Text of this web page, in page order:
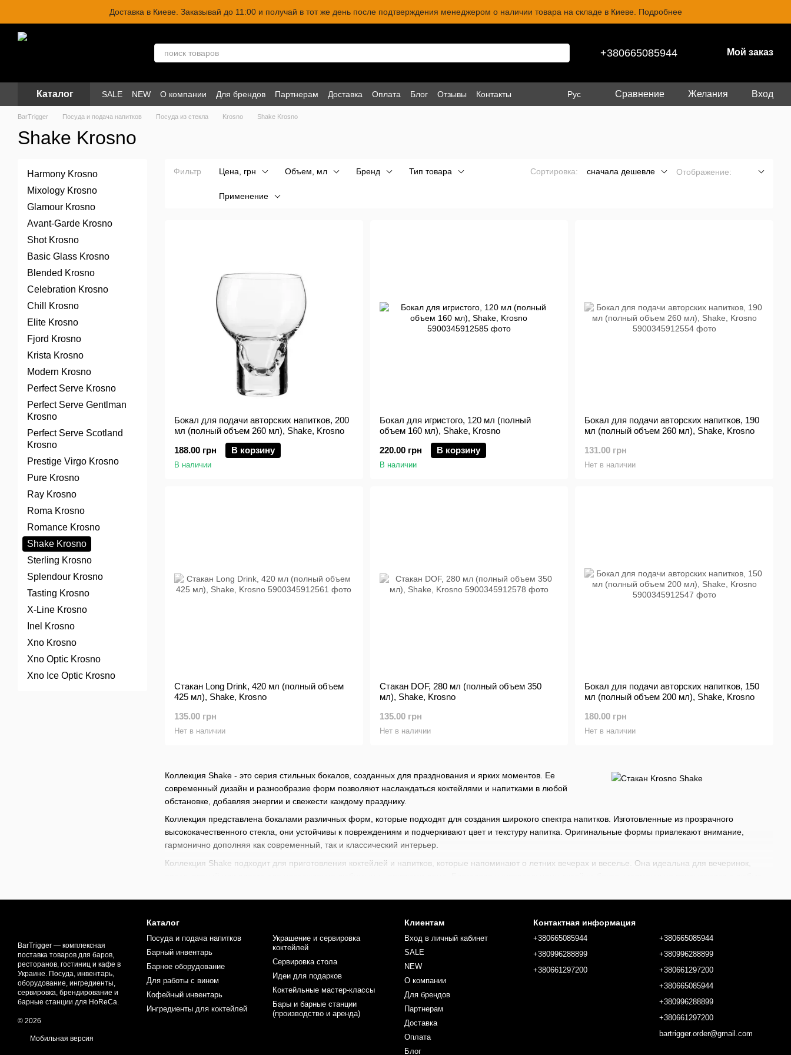
Перейти к основному контентуДоставка в Киеве. Заказывай до 11:00 и получай в тот же день после подтверждения менеджером о наличии товара на складе в Киеве. Подробнее
+380665085944 Мой заказ
Каталог SALE NEW О компании Для брендов Партнерам Доставка Оплата Блог Отзывы Контакты Рус Сравнение Желания Вход
BarTrigger Посуда и подача напитков Посуда из стекла Krosno Shake Krosno
Shake Krosno
Фильтр Цена, грн Объем, мл Бренд Тип товара
Применение
Сортировка: сначала дешевле Отображение:
Коллекция Shake - это серия стильных бокалов, созданных для празднования и ярких моментов. Ее
современный дизайн и разнообразие форм позволяют наслаждаться коктейлями и напитками в любой
обстановке, добавляя энергии и свежести каждому празднику.
Коллекция представлена бокалами различных форм, которые подходят для создания широкого спектра напитков. Изготовленные из прозрачного
высококачественного стекла, они устойчивы к повреждениям и подчеркивают цвет и текстуру напитка. Оригинальные формы привлекают внимание,
гармонично дополняя как современный, так и классический интерьер.
Коллекция Shake подходит для приготовления коктейлей и напитков, которые напоминают о летних вечерах и веселье. Она идеальна для вечеринок,
коктейлей
. Каждый найдет здесь что-то для себя под собственные индивидуальные потребности для
Бокал для подачи авторских напитков, 200
мл (полный объем 260 мл), Shake, Krosno
188.00 грн
В корзину
В наличии
Бокал для игристого, 120 мл (полный
объем 160 мл), Shake, Krosno
220.00 грн
В корзину
В наличии
Бокал для подачи авторских напитков, 190
мл (полный объем 260 мл), Shake, Krosno
131.00 грн
Нет в наличии
Стакан Long Drink, 420 мл (полный объем
425 мл), Shake, Krosno
135.00 грн
Нет в наличии
Стакан DOF, 280 мл (полный объем 350
мл), Shake, Krosno
135.00 грн
Нет в наличии
Бокал для подачи авторских напитков, 150
мл (полный объем 200 мл), Shake, Krosno
180.00 грн
Нет в наличии
Harmony Krosno
Mixology Krosno
Glamour Krosno
Avant-Garde Krosno
Shot Krosno
Basic Glass Krosno
Blended Krosno
Celebration Krosno
Chill Krosno
Elite Krosno
Fjord Krosno
Krista Krosno
Modern Krosno
Perfect Serve Krosno
Perfect Serve Gentlman
Krosno
Perfect Serve Scotland
Krosno
Prestige Virgo Krosno
Pure Krosno
Ray Krosno
Roma Krosno
Romance Krosno
Shake Krosno
Sterling Krosno
Splendour Krosno
Tasting Krosno
X-Line Krosno
Inel Krosno
Xno Krosno
Xno Optic Krosno
Xno Ice Optic Krosno
BarTrigger — комплексная
поставка товаров для баров,
ресторанов, гостиниц и кафе в
Украине. Посуда, инвентарь,
оборудование, ингредиенты,
сервировка, брендирование и
барные станции для HoReCa.
© 2026
Мобильная версия
Каталог
Посуда и подача напитков
Барный инвентарь
Барное оборудование
Для работы с вином
Кофейный инвентарь
Ингредиенты для коктейлей
Украшение и сервировка
коктейлей
Сервировка стола
Идеи для подарков
Коктейльные мастер-классы
Бары и барные станции
(производство и аренда)
Клиентам
Вход в личный кабинет
SALE
NEW
О компании
Для брендов
Партнерам
Доставка
Оплата
Блог
Контактная информация
+380665085944
+380996288899
+380661297200
+380665085944
+380996288899
+380661297200
+380665085944
+380996288899
+380661297200
bartrigger.order@gmail.com